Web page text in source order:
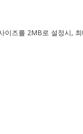
이즈를 2MB로 설정시,